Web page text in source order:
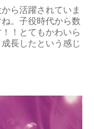
ら活躍されていま
。子役時代から数
！とてもかわいら
長したという感じ